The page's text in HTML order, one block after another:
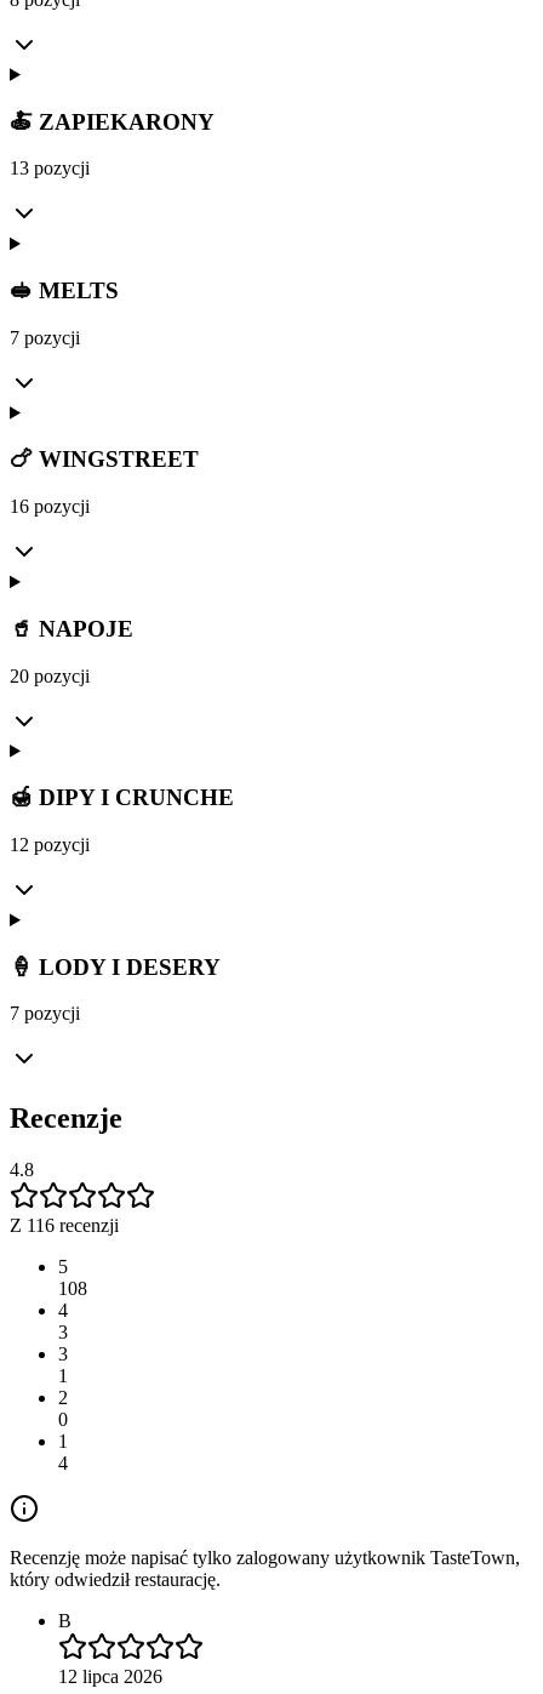
🍝 ZAPIEKARONY
13 pozycji
🥪 MELTS
7 pozycji
🍗 WINGSTREET
16 pozycji
🥤 NAPOJE
20 pozycji
🍯 DIPY I CRUNCHE
12 pozycji
🍦 LODY I DESERY
7 pozycji
Recenzje
4.8
Z 116 recenzji
5
108
4
3
3
1
2
0
1
4
Recenzję może napisać tylko zalogowany użytkownik TasteTown,
który odwiedził restaurację.
B
12 lipca 2026